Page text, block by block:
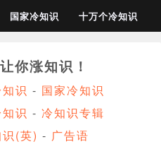
国家冷知识 十万个冷知识
你涨知识！
识 - 国家冷知识
识 - 冷知识专辑
(英) - 广告语